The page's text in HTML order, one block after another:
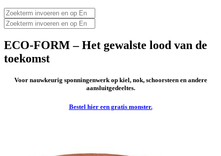
ECO-FORM – Het gewalste lood van de
toekomst
Voor nauwkeurig sponningenwerk op kiel, nok, schoorsteen en andere
aansluitgedeeltes.
Bestel hier een gratis monster.